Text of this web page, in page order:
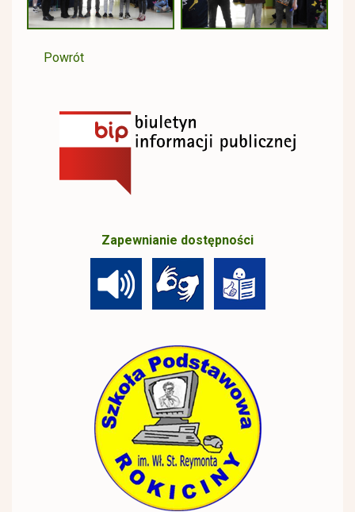
Powrót
Zapewnianie dostępności